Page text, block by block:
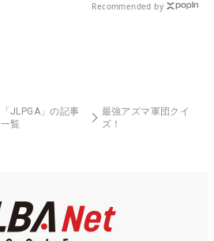
Recommended by
「JLPGA」の記事
一覧
最強アズマ軍団クイ
ズ！